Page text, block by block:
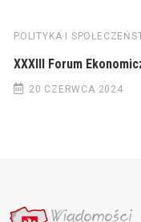
POLITYKA I
XXXIII Forum
20 CZERWCA 2024